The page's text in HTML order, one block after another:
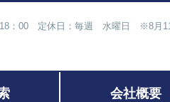
：00 定休日：毎週 水曜日 ※8月11
会社概要